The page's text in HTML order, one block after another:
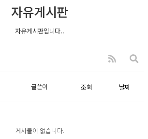
자유게시판
자유게시판입니다..
글쓴이 조회 날짜
게시물이 없습니다.